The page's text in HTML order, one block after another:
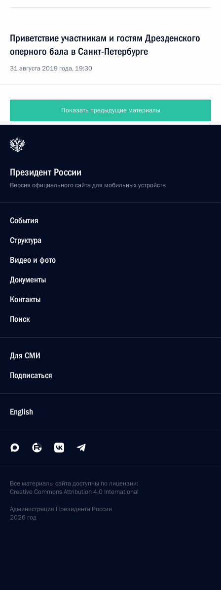
Приветствие участникам и гостям Дрезденского
оперного бала в Санкт-Петербурге
31 августа 2019 года, 19:30
Показать предыдущие материалы
Президент России
Версия официального сайта для мобильных устройств
События
Структура
Видео и фото
Документы
Контакты
Поиск
Для СМИ
Подписаться
English
Все материалы сайта доступны по лицензии:
Creative Commons Attribution 4.0 International
Администрация Президента России
2026 год